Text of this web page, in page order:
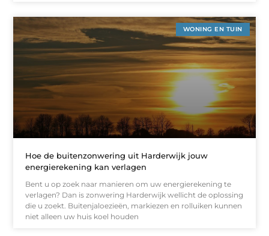
WONING EN TUIN
Hoe de buitenzonwering uit Harderwijk jouw
energierekening kan verlagen
Bent u op zoek naar manieren om uw energierekening te
verlagen? Dan is zonwering Harderwijk wellicht de oplossing
die u zoekt. Buitenjaloezieën, markiezen en rolluiken kunnen
niet alleen uw huis koel houden